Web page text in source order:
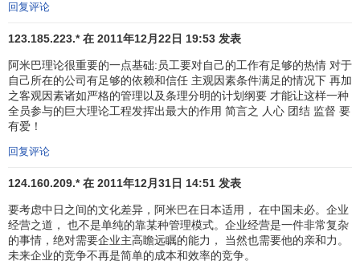
不起的公司。你们打算在这样的公司干吗？”尽管如此，他们
仅仅工作一年就提出“如果你不保证我们的将来，我们就辞
我斩钉截铁地回答“不能接受你们的条件”。公司经营才两
年，我自己对经营还没有建立起自信，如果为了留住员工而
答应“保证将来的待遇”的话，那是在撒谎。我对这些年轻员工
说：“为了将来的待遇能比大家要求的更好，我会竭尽全力。”
但是问题没能在公司里得到解决，之后
一直持续到深夜，他们决不妥协。改天我又反复强调：“我丝
毫没有站在经营者的立场、只顾自己好就行了的想法，我想
让加入这个公司的你们觉得自己的选择没有错。”但是血气方
刚的年轻员工一点也听不进我的话，他们认为“
回复评论
123.185.223.* 在 2011年12月22日 19:53 发表
阿米巴理论很重要的一点基础:员工要对自己的工作有足够的热情 对于
自己所在的公司有足够的依赖和信任 主观因素条件满足的情况下 再加
之客观因素诸如严格的管理以及条理分明的计划纲要 才能让这样一种
全员参与的巨大理论工程发挥出最大的作用 简言之 人心 团结 监督 要
有爱！
回复评论
124.160.209.* 在 2011年12月31日 14:51 发表
要考虑中日之间的文化差异，阿米巴在日本适用， 在中国未必。企业
经营之道， 也不是单纯的靠某种管理模式。企业经营是一件非常复杂
的事情，绝对需要企业主高瞻远瞩的能力， 当然也需要他的亲和力。
未来企业的竞争不再是简单的成本和效率的竞争。